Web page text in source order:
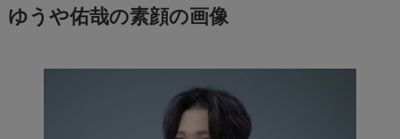
ゆうや佑哉の素顔の画像